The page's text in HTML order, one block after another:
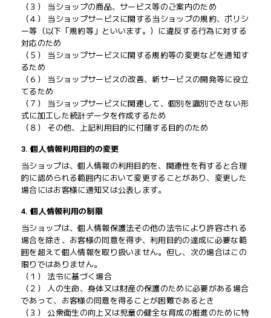
（３） 当ショップの商品、サービス等のご案内のため
（４） 当ショップサービスに関する当ショップの規約、ポリシ
ー等（以下「規約等」といいます。）に違反する行為に対する
対応のため
（５） 当ショップサービスに関する規約等の変更などを通知す
るため
（６） 当ショップサービスの改善、新サービスの開発等に役立
てるため
（７） 当ショップサービスに関連して、個別を識別できない形
式に加工した統計データを作成するため
（８） その他、上記利用目的に付随する目的のため
3. 個人情報利用目的の変更
当ショップは、個人情報の利用目的を、関連性を有すると合理
的に認められる範囲内において変更することがあり、変更した
場合にはお客様に通知又は公表します。
4. 個人情報利用の制限
当ショップは、個人情報保護法その他の法令により許容される
場合を除き、お客様の同意を得ず、利用目的の達成に必要な範
囲を超えて個人情報を取り扱いません。但し、次の場合はこの
限りではありません。
（１） 法令に基づく場合
（２） 人の生命、身体又は財産の保護のために必要がある場合
であって、お客様の同意を得ることが困難であるとき
（３） 公衆衛生の向上又は児童の健全な育成の推進のために特